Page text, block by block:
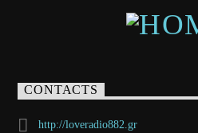
CONTACTS
http://loveradio882.gr